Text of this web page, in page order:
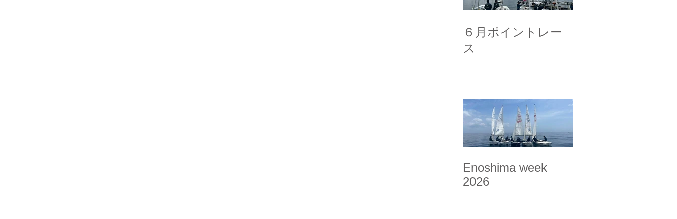
６月ポイントレー
ス
Enoshima week
2026